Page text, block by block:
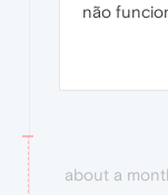
não
about a